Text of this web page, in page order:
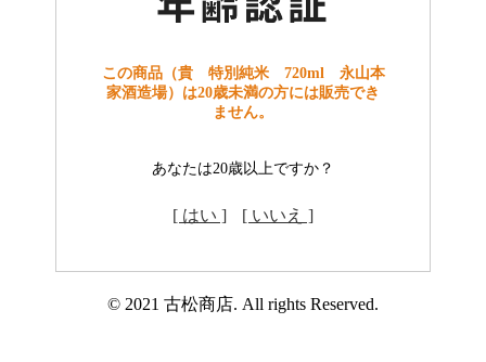
この商品（貴 特別純米 720ml 永山本
家酒造場）は20歳未満の方には販売でき
ません。
あなたは20歳以上ですか？
[ はい ] [ いいえ ]
© 2021 古松商店. All rights Reserved.